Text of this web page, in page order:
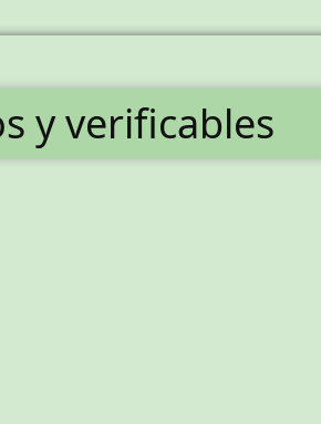
y verificables